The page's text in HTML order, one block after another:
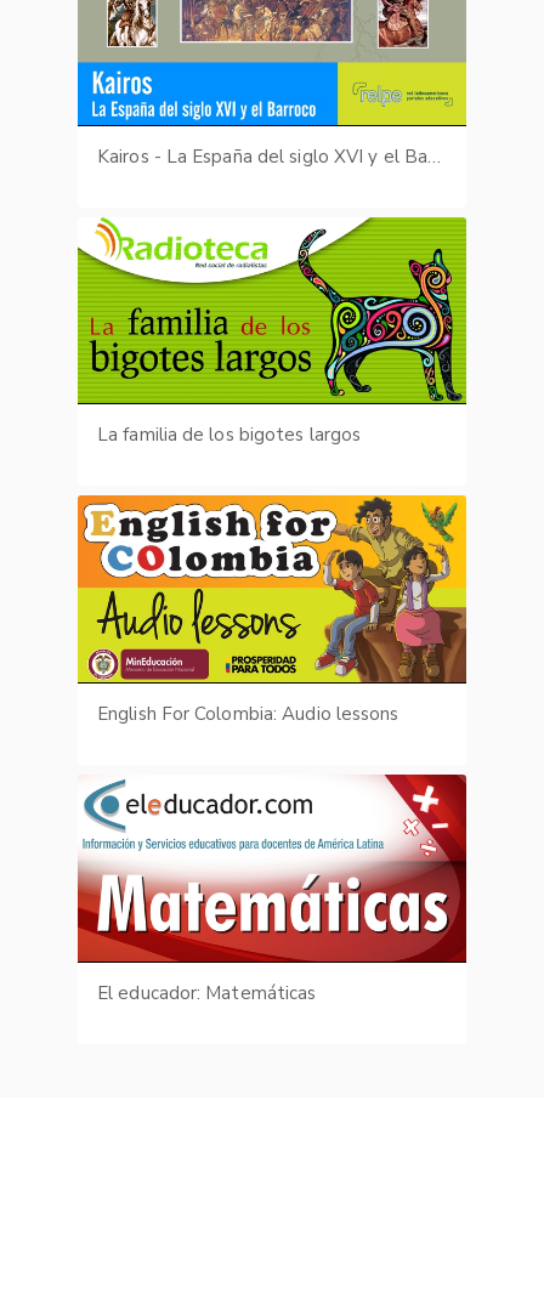
Kairos - La España del siglo XVI y el Barroco
La familia de los bigotes largos
English For Colombia: Audio lessons
El educador: Matemáticas